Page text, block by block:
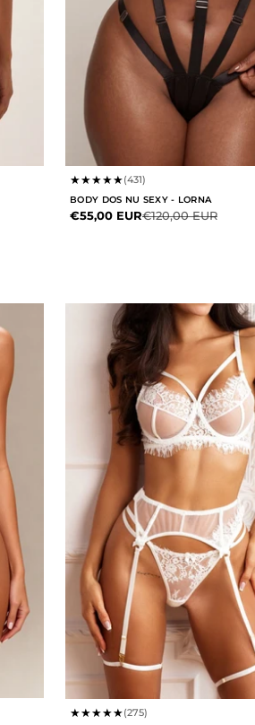
★★★★★(431)
BODY DOS NU SEXY - LORNA
Prix de vente
€55,00 EURPrix normal
€120,00 EUR
★★★★★(275)